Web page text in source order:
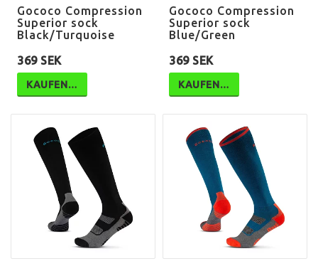
Gococo Compression
Superior sock
Black/Turquoise
369 SEK
KAUFEN…
Gococo Compression
Superior sock
Blue/Green
369 SEK
KAUFEN…